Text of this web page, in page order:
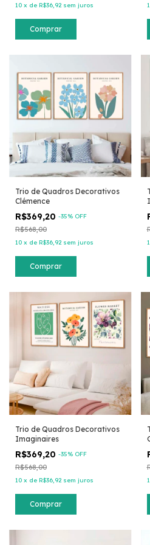
10 x de R$36,92 sem juros
Comprar
Trio de Quadros Decorativos
Clémence
R$369,20 -35% OFF
R$568,00
10 x de R$36,92 sem juros
Comprar
Trio de Quadros Decorativos
Imaginaires
R$369,20 -35% OFF
R$568,00
10 x de R$36,92 sem juros
Comprar